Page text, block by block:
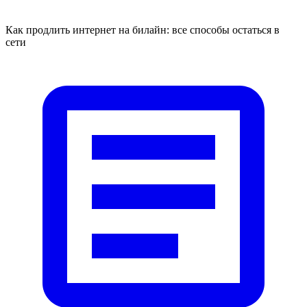
Как продлить интернет на билайн: все способы остаться в
сети